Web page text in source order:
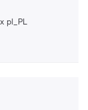
pl_PL